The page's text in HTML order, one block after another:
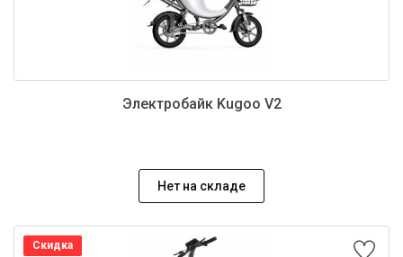
Электробайк Kugoo V2
Нет на складе
Скидка